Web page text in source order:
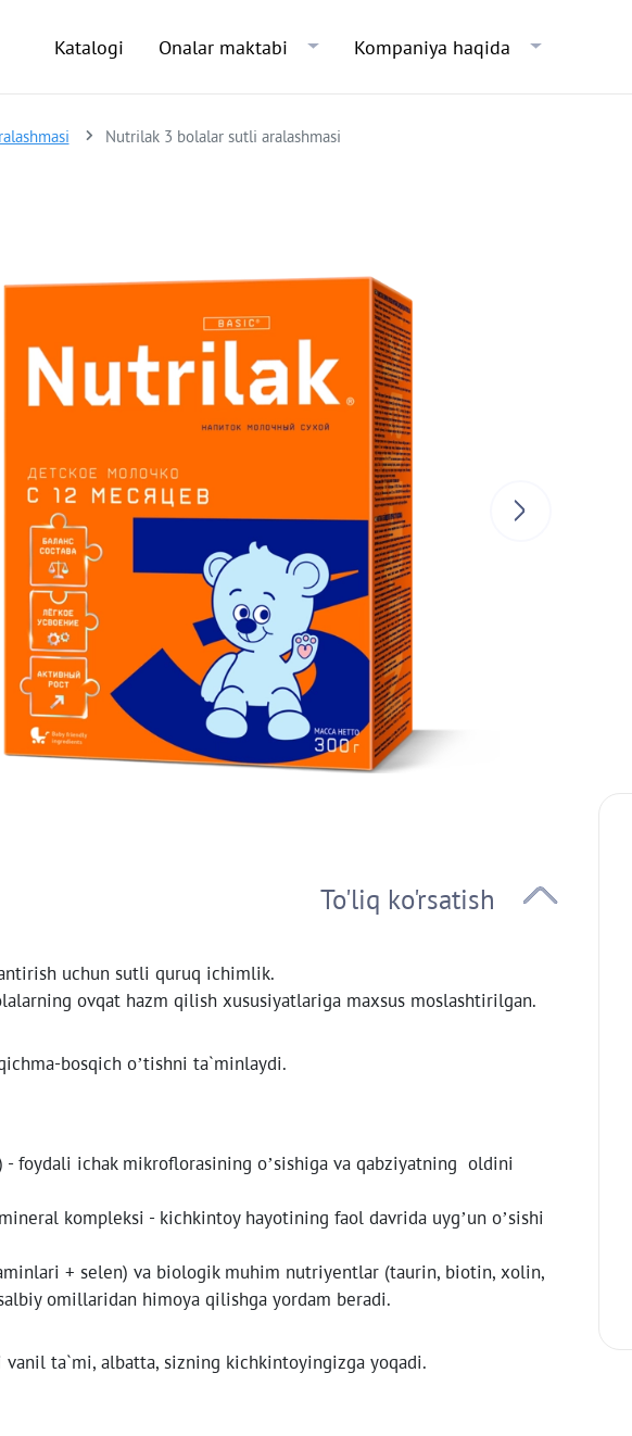
Katalogi Onalar maktabi Kompaniya haqida
Nutrilak 3 bolalar sutli aralashmasi
uchun sutli quruq ichimlik.
ovqat hazm qilish xususiyatlariga maxsus moslashtirilgan.
bosqich o’tishni ta`minlaydi.
foydali ichak mikroflorasining o’sishiga va qabziyatning oldini
kompleksi - kichkintoy hayotining faol davrida uyg’un o’sishi
+ selen) va biologik muhim nutriyentlar (taurin, biotin, xolin,
omillaridan himoya qilishga yordam beradi.
ta`mi, albatta, sizning kichkintoyingizga yoqadi.